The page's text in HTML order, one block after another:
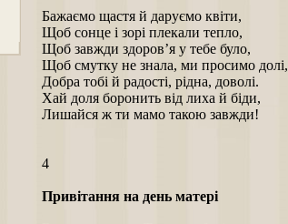
Бажаємо щастя й даруємо квіти,
Щоб сонце і зорі плекали тепло,
Щоб завжди здоров’я у тебе було,
Щоб смутку не знала, ми просимо долі,
Добра тобі й радості, рідна, доволі.
Хай доля боронить від лиха й біди,
Лишайся ж ти мамо такою завжди!
4
Привітання на день матері